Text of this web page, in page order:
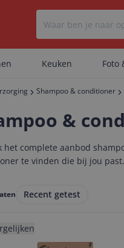
Keuken Foto
Shampoo & conditioner
&
het complete aanbod
te vinden die bij jou past.
Recent getest